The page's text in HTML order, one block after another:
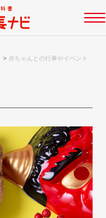
> 赤ちゃんとの行事やイベント